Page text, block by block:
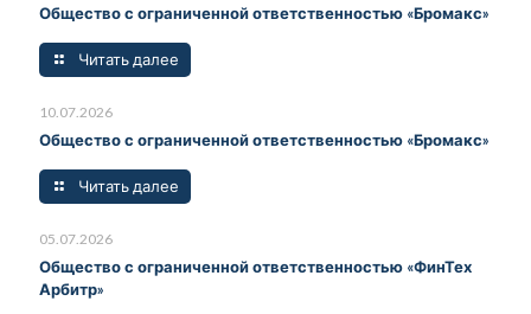
Общество с ограниченной ответственностью «Бромакс»
Читать далее
10.07.2026
Общество с ограниченной ответственностью «Бромакс»
Читать далее
05.07.2026
Общество с ограниченной ответственностью «ФинТех
Арбитр»